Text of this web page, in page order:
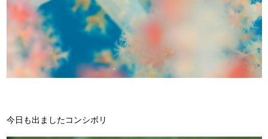
今日も出ましたコンシボリ